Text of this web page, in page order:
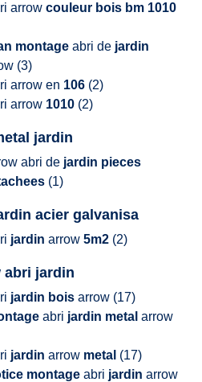
arrow couleur bois bm 1010
montage abri de jardin
(3)
arrow en 106 (2)
arrow 1010 (2)
jardin
abri de jardin pieces
(1)
acier galvanisa
jardin arrow 5m2 (2)
abri jardin
jardin bois arrow (17)
abri jardin metal arrow
jardin arrow metal (17)
montage abri jardin arrow